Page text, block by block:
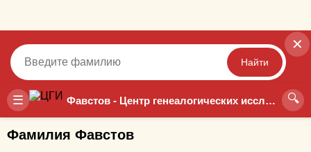
☰ Фавстов - Центр генеалогических исследований 🔍
✕
Найти
Точный Неточный
Фамилия Фавстов